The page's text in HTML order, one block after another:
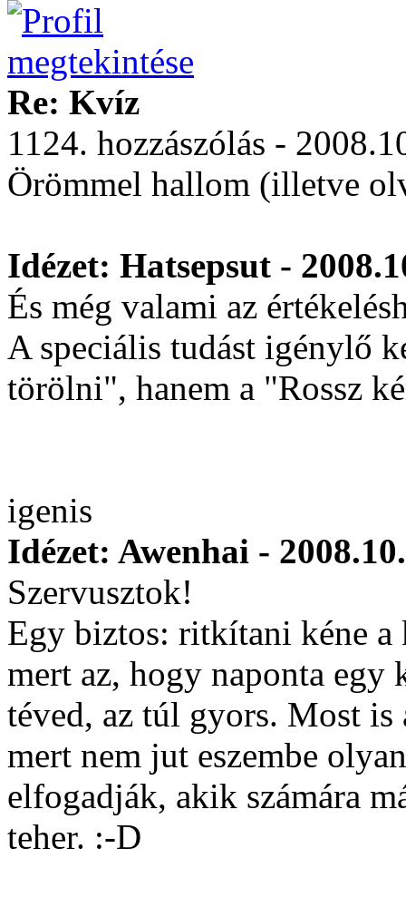
Re: Kvíz
1124. hozzászólás -
Örömmel hallom (illetve
Idézet: Hatsepsut -
És még valami az
A speciális tudást igénylő
törölni", hanem a "Rossz
igenis
Idézet: Awenhai -
Szervusztok!
Egy biztos: ritkítani kéne a
mert az, hogy naponta egy
téved, az túl gyors. Most is
mert nem jut eszembe
elfogadják, akik számára
teher. :-D